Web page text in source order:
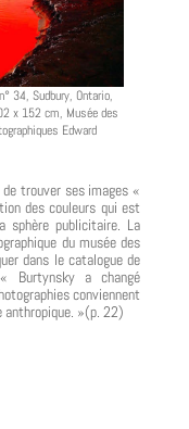
34, Sudbury, Ontario,
x 152 cm, Musée des
Edward
trouver ses images «
des couleurs qui est
sphère publicitaire. La
du musée des
dans le catalogue de
Burtynsky a changé
conviennent
anthropique. »(p. 22)